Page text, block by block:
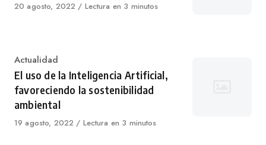
Published
20 agosto, 2022 Lectura en 3 minutos
Category
Actualidad
El uso de la Inteligencia Artificial,
favoreciendo la sostenibilidad
ambiental
Published
19 agosto, 2022 Lectura en 3 minutos